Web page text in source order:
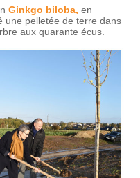
Ginkgo biloba, en
une pelletée de terre dans
aux quarante écus.